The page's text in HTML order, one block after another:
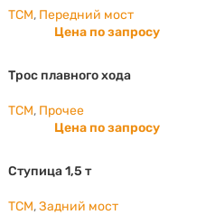
TCM, Передний мост
Цена по запросу
Трос плавного хода
TCM, Прочее
Цена по запросу
Ступица 1,5 т
TCM,Задний мост